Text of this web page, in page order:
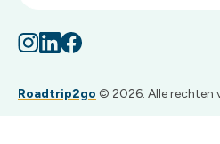
Roadtrip2go © 2026. Alle rechten